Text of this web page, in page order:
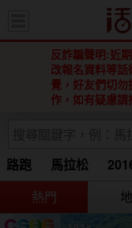
反詐騙聲明:近
改報名資料等
覺，好友們切
作，如有疑慮請
路跑 馬拉松
Running
馬拉松
熱門